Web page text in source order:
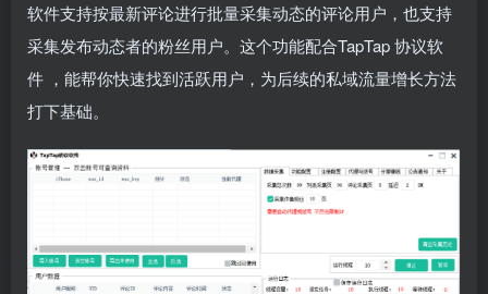
软件支持按最新评论进行批量采集动态的评论用户，也支持
采集发布动态者的粉丝用户。这个功能配合TapTap协议软
件 ，能帮你快速找到活跃用户，为后续的私域流量增长方法
打下基础。